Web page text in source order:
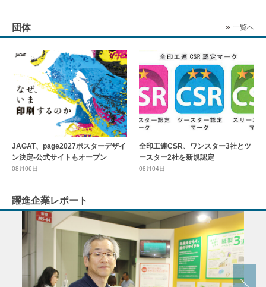
団体 一覧へ
JAGAT、page2027ポスターデザイ
ン決定-公式サイトもオープン
08月06日
全印工連CSR、ワンスター3社とツ
ースター2社を新規認定
08月04日
躍進企業レポート